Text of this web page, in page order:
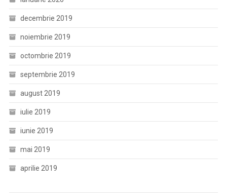
decembrie 2019
noiembrie 2019
octombrie 2019
septembrie 2019
august 2019
iulie 2019
iunie 2019
mai 2019
aprilie 2019